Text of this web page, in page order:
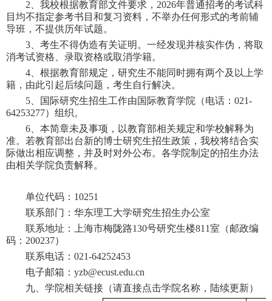
2
我校根据教育部文件要求， 2026年普通招考的考试科
目均不指定参考书目和复习资料，不举办任何形式的考前辅
导班，不提供历年试题。
3 、考生不得伪造有关证明。一经发现并核实作伪，将取
消考试资格、录取资格或取消学籍。
4 、根据教育部规定，研究生不能同时拥有两个及以上学
籍，由此引起后续问题，考生自行解决。
5
国际研究生招生工作由国际教育学院（电话： 021-
64253277）组织。
6
本简章未及事项，以教育部相关规定和学校解释为
准。若教育部出台新的博士研究生招生政策，我校将结合实
际做出相应调整，并及时对外公布。 各学院制定的招生办法
由相关学院负责解释。
单位代码： 10251
联系部门：华东理工大学研究生招生办公室
联系地址：上海市梅陇路130号研究生楼811室（邮政编
码： 200237）
联系电话： 021-64252453
电子邮箱： yzb@ecust.edu.cn
九、 学院相关链接（请直接点击学院名称，陆续更新）